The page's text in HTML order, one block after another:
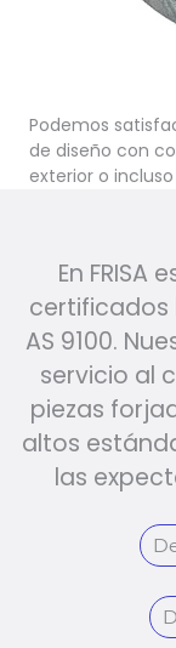
Podemos
de diseño con
exterior o
En
certificados
AS 9100.
servicio al
piezas
altos
las